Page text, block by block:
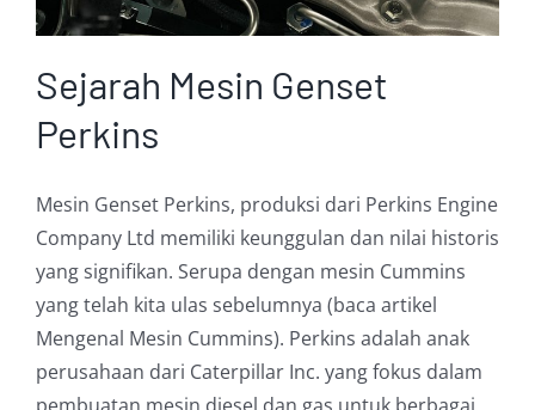
Sejarah Mesin Genset
Perkins
Mesin Genset Perkins, produksi dari Perkins Engine
Company Ltd memiliki keunggulan dan nilai historis
yang signifikan. Serupa dengan mesin Cummins
yang telah kita ulas sebelumnya (baca artikel
Mengenal Mesin Cummins). Perkins adalah anak
perusahaan dari Caterpillar Inc. yang fokus dalam